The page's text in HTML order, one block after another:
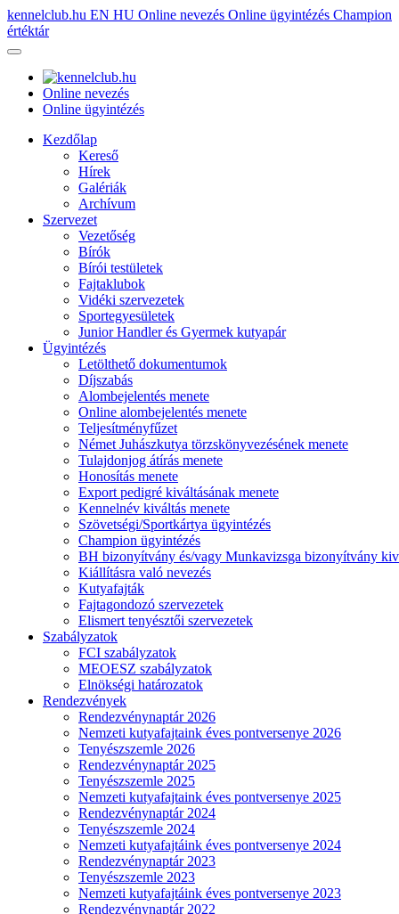
kennelclub.hu EN HU Online nevezés Online ügyintézés Champion
értéktár
Online nevezés
Online ügyintézés
Kezdőlap
Kereső
Hírek
Galériák
Archívum
Szervezet
Vezetőség
Bírók
Bírói testületek
Fajtaklubok
Vidéki szervezetek
Sportegyesületek
Junior Handler és Gyermek kutyapár
Ügyintézés
Letölthető dokumentumok
Díjszabás
Alombejelentés menete
Online alombejelentés menete
Teljesítményfűzet
Német Juhászkutya törzskönyvezésének menete
Tulajdonjog átírás menete
Honosítás menete
Export pedigré kiváltásának menete
Kennelnév kiváltás menete
Szövetségi/Sportkártya ügyintézés
Champion ügyintézés
BH bizonyítvány és/vagy Munkavizsga bizonyítvány
Kiállításra való nevezés
Kutyafajták
Fajtagondozó szervezetek
Elismert tenyésztői szervezetek
Szabályzatok
FCI szabályzatok
MEOESZ szabályzatok
Elnökségi határozatok
Rendezvények
Rendezvénynaptár 2026
Nemzeti kutyafajtaink éves pontversenye 2026
Tenyészszemle 2026
Rendezvénynaptár 2025
Tenyészszemle 2025
Nemzeti kutyafajtaink éves pontversenye 2025
Rendezvénynaptár 2024
Tenyészszemle 2024
Nemzeti kutyafajtáink éves pontversenye 2024
Rendezvénynaptár 2023
Tenyészszemle 2023
Nemzeti kutyafajtáink éves pontversenye 2023
Rendezvénynaptár 2022